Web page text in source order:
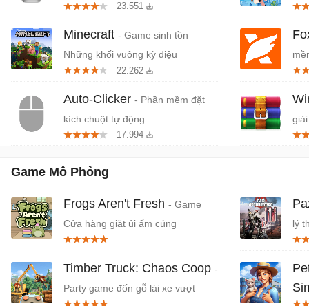
23.551
Minecraft - Game sinh tồn
Những khối vuông kỳ diệu
22.262
Auto-Clicker - Phần mềm đặt
kích chuột tự động
17.994
Game Mô Phỏng
Frogs Aren't Fresh - Game
Cửa hàng giặt ủi ấm cúng
Timber Truck: Chaos Coop -
Party game đốn gỗ lái xe vượt
lý